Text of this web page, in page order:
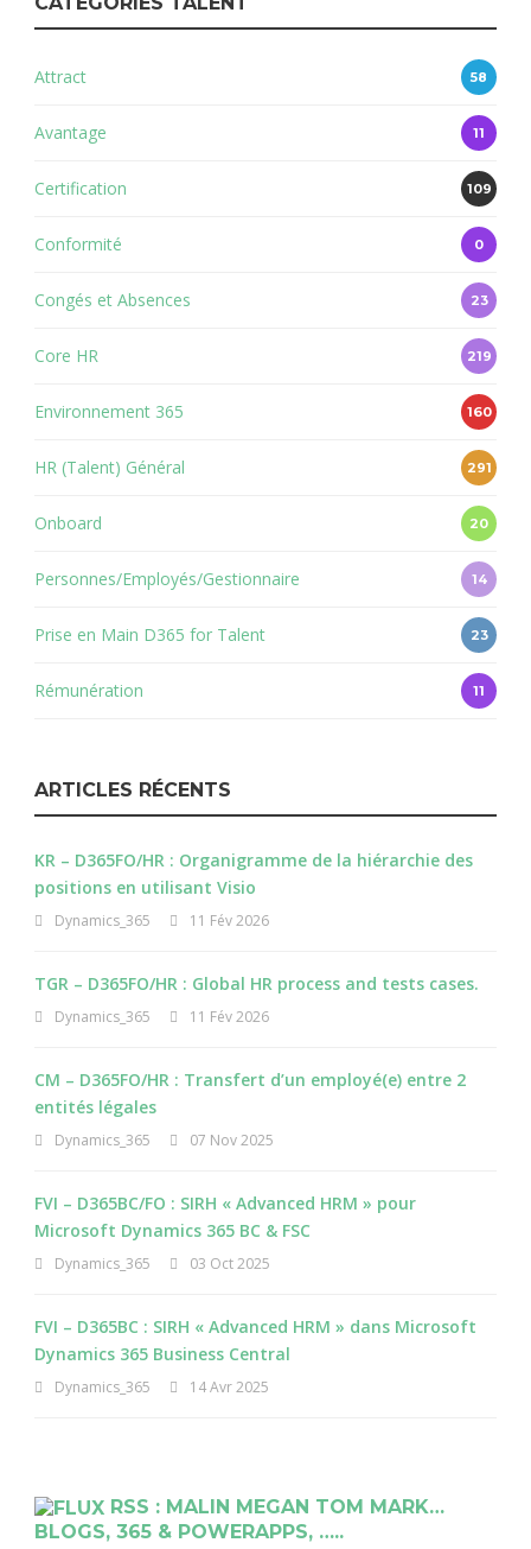
Attract 58
Avantage 11
Certification 109
Conformité 0
Congés et Absences 23
Core HR 219
Environnement 365 160
HR (Talent) Général 291
Onboard 20
Personnes/Employés/Gestionnaire 14
Prise en Main D365 for Talent 23
Rémunération 11
ARTICLES RÉCENTS
KR – D365FO/HR : Organigramme de la hiérarchie des
positions en utilisant Visio
Dynamics_365 11 Fév 2026
TGR – D365FO/HR : Global HR process and tests cases.
Dynamics_365 11 Fév 2026
CM – D365FO/HR : Transfert d’un employé(e) entre 2
entités légales
Dynamics_365 07 Nov 2025
FVI – D365BC/FO : SIRH « Advanced HRM » pour
Microsoft Dynamics 365 BC & FSC
Dynamics_365 03 Oct 2025
FVI – D365BC : SIRH « Advanced HRM » dans Microsoft
Dynamics 365 Business Central
Dynamics_365 14 Avr 2025
RSS : MALIN MEGAN TOM MARK…
BLOGS, 365 & POWERAPPS, …..